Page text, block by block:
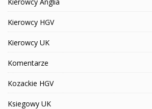
Kierowcy HGV
Kierowcy UK
Komentarze
Kozackie HGV
Ksiegowy UK